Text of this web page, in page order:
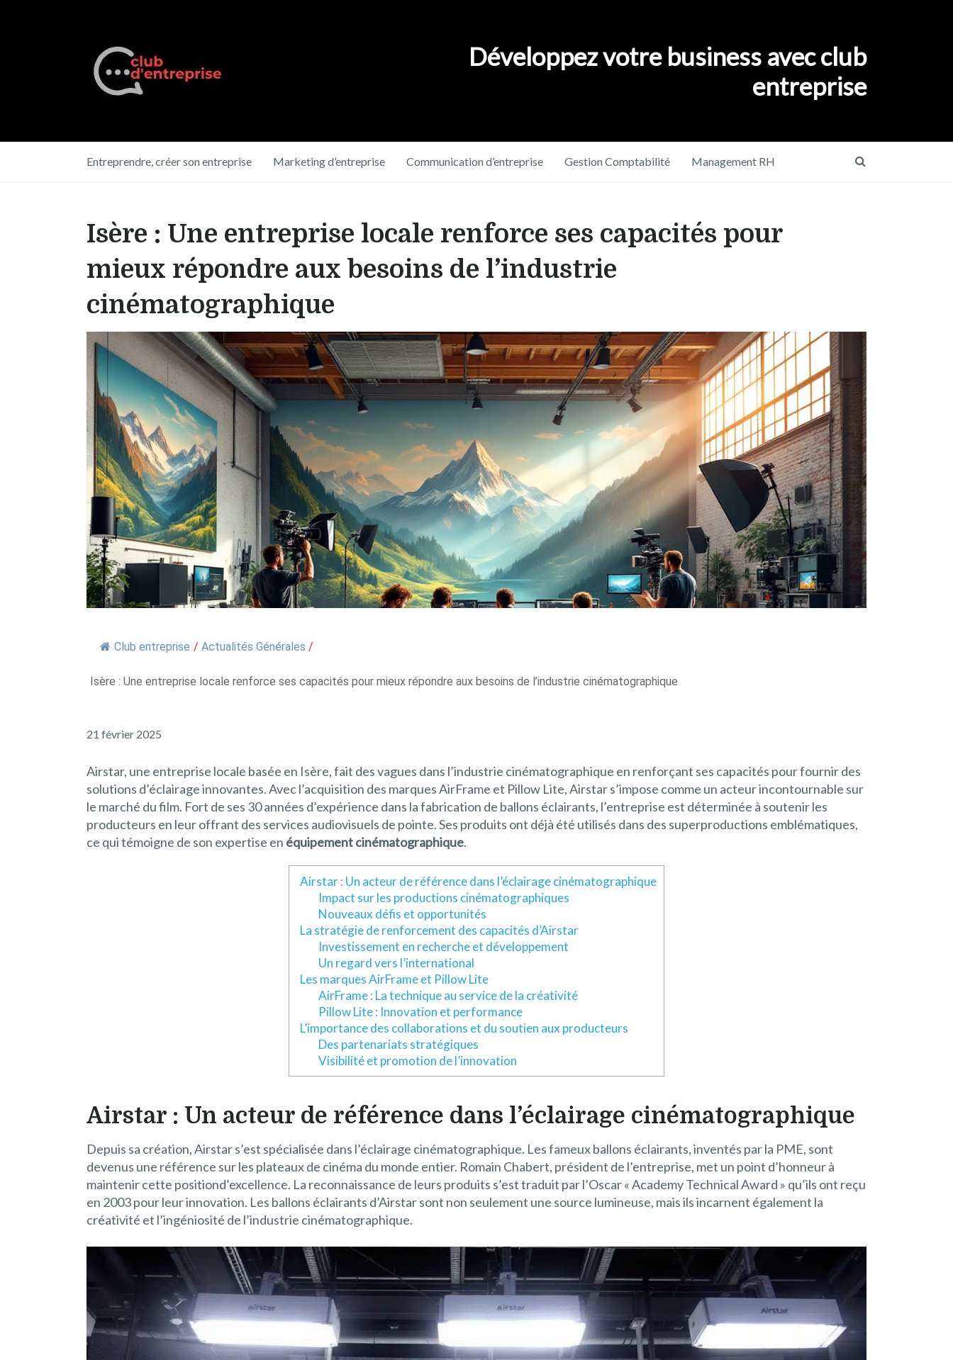
Développez votre business avec club
entreprise
Entreprendre, créer son entreprise Marketing d’entreprise Communication d’entreprise Gestion Comptabilité Management RH
Isère : Une entreprise locale renforce ses capacités pour
mieux répondre aux besoins de l’industrie
cinématographique
Club entreprise / Actualités Générales /
Isère : Une entreprise locale renforce ses capacités pour mieux répondre aux besoins de l’industrie cinématographique
21 février 2025
Airstar, une entreprise locale basée en Isère, fait des vagues dans l’industrie cinématographique en renforçant ses capacités pour fournir des
solutions d’éclairage innovantes. Avec l’acquisition des marques AirFrame et Pillow Lite, Airstar s’impose comme un acteur incontournable sur
le marché du film. Fort de ses 30 années d’expérience dans la fabrication de ballons éclairants, l’entreprise est déterminée à soutenir les
producteurs en leur offrant des services audiovisuels de pointe. Ses produits ont déjà été utilisés dans des superproductions emblématiques,
ce qui témoigne de son expertise en équipement cinématographique.
Airstar : Un acteur de référence dans l’éclairage cinématographique
Impact sur les productions cinématographiques
Nouveaux défis et opportunités
La stratégie de renforcement des capacités d’Airstar
Investissement en recherche et développement
Un regard vers l’international
Les marques AirFrame et Pillow Lite
AirFrame : La technique au service de la créativité
Pillow Lite : Innovation et performance
L’importance des collaborations et du soutien aux producteurs
Des partenariats stratégiques
Visibilité et promotion de l’innovation
Airstar : Un acteur de référence dans l’éclairage cinématographique
Depuis sa création, Airstar s’est spécialisée dans l’éclairage cinématographique. Les fameux ballons éclairants, inventés par la PME, sont
devenus une référence sur les plateaux de cinéma du monde entier. Romain Chabert, président de l’entreprise, met un point d’honneur à
maintenir cette positiond’excellence. La reconnaissance de leurs produits s’est traduit par l’Oscar « Academy Technical Award » qu’ils ont reçu
en 2003 pour leur innovation. Les ballons éclairants d’Airstar sont non seulement une source lumineuse, mais ils incarnent également la
créativité et l’ingéniosité de l’industrie cinématographique.